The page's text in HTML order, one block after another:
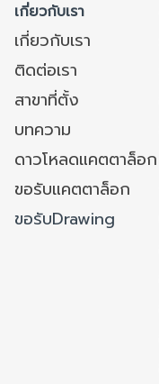
เกี่ยวกับเรา
เกี่ยวกับเรา
ติดต่อเรา
สาขาที่ตั้ง
บทความ
ดาวโหลดแคตตาล็อก
ขอรับแคตตาล็อก
ขอรับDrawing